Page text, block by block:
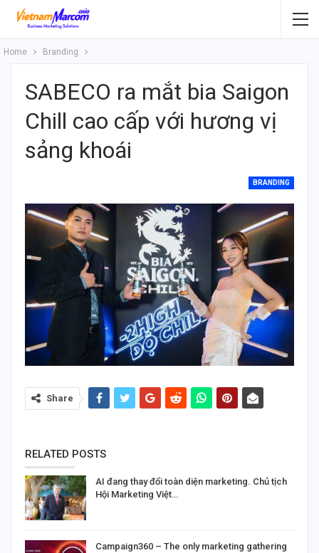
Home Branding
SABECO ra mắt bia Saigon
Chill cao cấp với hương vị
sảng khoái
BRANDING
Share
RELATED POSTS
AI đang thay đổi toàn diện marketing. Chủ tịch
Hội Marketing Việt…
Campaign360 – The only marketing gathering